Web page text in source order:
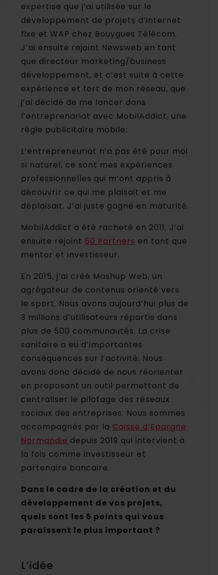
expertise que j’ai utilisée sur le
développement de projets d’internet
fixe et WAP chez Bouygues Télécom.
J’ai ensuite rejoint Newsweb en tant
que directeur marketing/business
développement, et c’est suite à cette
expérience et fort de mon réseau, que
j’ai décidé de me lancer dans
l’entreprenariat avec MobilAddict, une
régie publicitaire mobile.
L’entrepreneuriat n’a pas été pour moi
si naturel, ce sont mes expériences
professionnelles qui m’ont appris à
découvrir ce qui me plaisait et me
déplaisait. J’ai juste gagné en maturité.
MobilAddict a été racheté en 2011. J’ai
ensuite rejoint 50 Partners en tant que
mentor et investisseur.
En 2015, j’ai créé Mashup Web, un
agrégateur de contenus orienté vers
le sport. Nous avons aujourd’hui plus de
3 millions d’utilisateurs répartis dans
plus de 500 communautés. La crise
sanitaire a eu d’importantes
conséquences sur l’activité. Nous
avons donc décidé de nous réorienter
en proposant un outil permettant de
centraliser le pilotage des réseaux
sociaux des entreprises. Nous sommes
accompagnés par la Caisse d’Epargne
Normandie depuis 2019 qui intervient à
la fois comme investisseur et
partenaire bancaire.
Dans le cadre de la création et du
développement de vos projets,
quels sont les 5 points qui vous
paraissent le plus important ?
L’idée